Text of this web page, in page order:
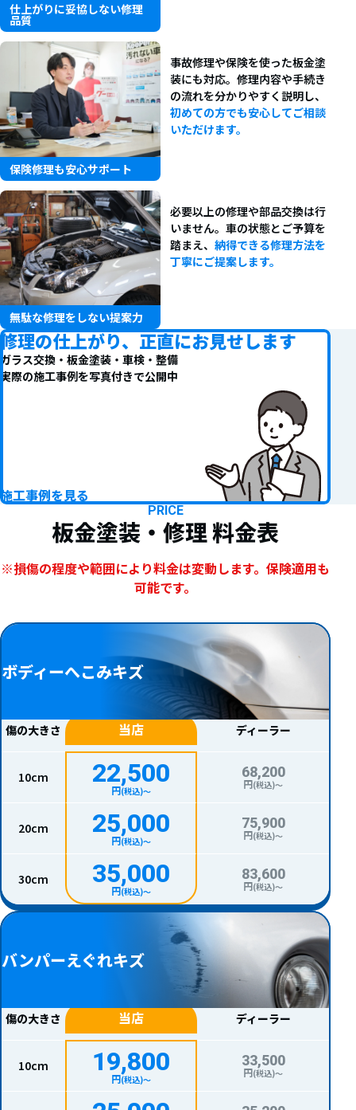
仕上がりに妥協しない修理
品質
保険修理も安心サポート
事故修理や保険を使った板金塗
装にも対応。修理内容や手続き
の流れを分かりやすく説明し、
初めての方でも安心してご相談
いただけます。
無駄な修理をしない提案力
必要以上の修理や部品交換は行
いません。車の状態とご予算を
踏まえ、 納得できる修理方法を
丁寧にご提案します。
修理の仕上がり、正直にお見せします
ガラス交換・板金塗装・車検・整備
実際の施工事例を写真付きで公開中
施工事例を見る
PRICE
板金塗装・修理料金表
※損傷の程度や範囲により料金は変動します。保険適用も
可能です。
ボディーへこみキズ
傷の大きさ 当店 ディーラー
10cm 22,500
円(税込)〜
68,200
円(税込)〜
20cm 25,000
円(税込)〜
75,900
円(税込)〜
30cm 35,000
円(税込)〜
83,600
円(税込)〜
バンパーえぐれキズ
傷の大きさ 当店 ディーラー
10cm 19,800
円(税込)〜
33,500
円(税込)〜